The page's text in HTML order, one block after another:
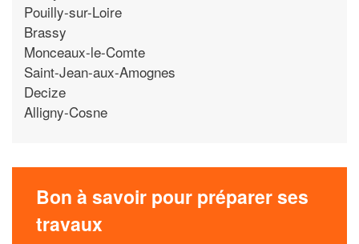
Pouilly-sur-Loire
Brassy
Monceaux-le-Comte
Saint-Jean-aux-Amognes
Decize
Alligny-Cosne
Bon à savoir pour préparer ses
travaux